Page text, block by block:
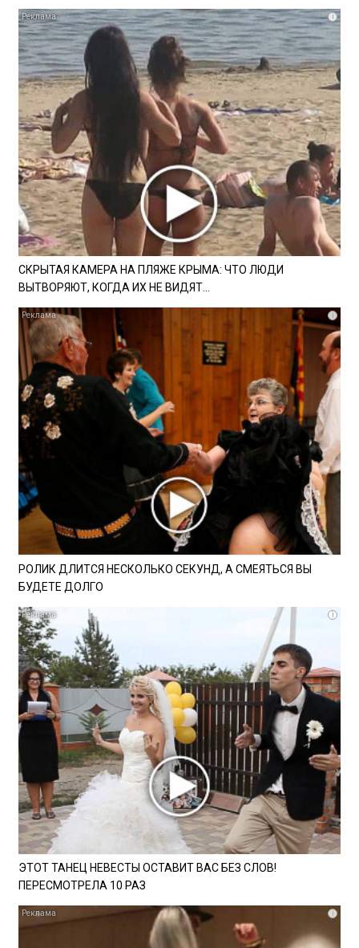
i
СКРЫТАЯ КАМЕРА НА ПЛЯЖЕ КРЫМА: ЧТО ЛЮДИ
ВЫТВОРЯЮТ, КОГДА ИХ НЕ ВИДЯТ...
i
РОЛИК ДЛИТСЯ НЕСКОЛЬКО СЕКУНД, А СМЕЯТЬСЯ ВЫ
БУДЕТЕ ДОЛГО
i
ЭТОТ ТАНЕЦ НЕВЕСТЫ ОСТАВИТ ВАС БЕЗ СЛОВ!
ПЕРЕСМОТРЕЛА 10 РАЗ
i